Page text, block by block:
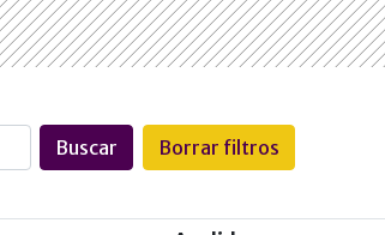
Buscar Borrar filtros